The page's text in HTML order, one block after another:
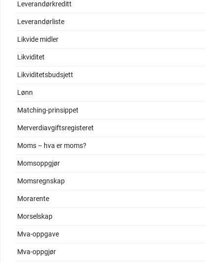
Leverandørkreditt
Leverandørliste
Likvide midler
Likviditet
Likviditetsbudsjett
Lønn
Matching-prinsippet
Merverdiavgiftsregisteret
Moms – hva er moms?
Momsoppgjør
Momsregnskap
Morarente
Morselskap
Mva-oppgave
Mva-oppgjør